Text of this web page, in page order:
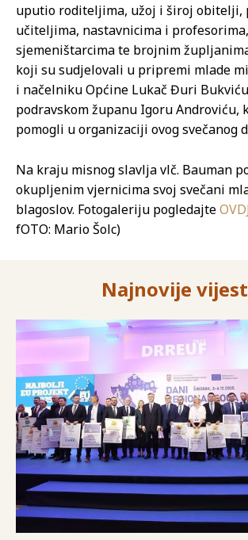
uputio roditeljima, užoj i široj obitelji,
učiteljima, nastavnicima i
sjemeništarcima te brojnim
koji su sudjelovali u pripremi mlade
i načelniku Općine Lukač Đuri
podravskom županu Igoru Androviću,
pomogli u organizaciji ovog svečanog
Na kraju misnog slavlja vlč. Bauman
okupljenim vjernicima svoj svečani
blagoslov. Fotogaleriju pogledajte
fOTO: Mario Šolc)
Najnovije